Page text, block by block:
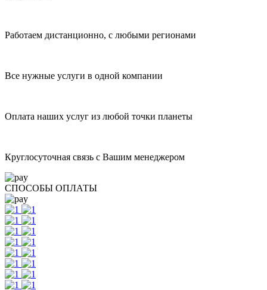
Работаем дистанционно, с любыми регионами
Все нужные услуги в одной компании
Оплата наших услуг из любой точки планеты
Круглосуточная связь с Вашим менеджером
СПОСОБЫ ОПЛАТЫ